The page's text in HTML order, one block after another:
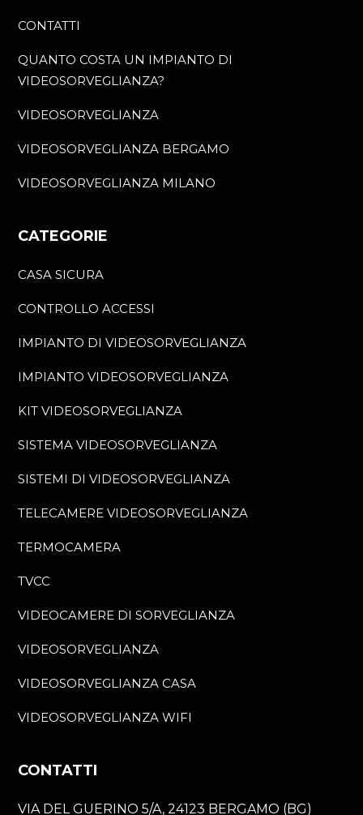
CONTATTI
QUANTO COSTA UN IMPIANTO DI
VIDEOSORVEGLIANZA?
VIDEOSORVEGLIANZA
VIDEOSORVEGLIANZA BERGAMO
VIDEOSORVEGLIANZA MILANO
CATEGORIE
CASA SICURA
CONTROLLO ACCESSI
IMPIANTO DI VIDEOSORVEGLIANZA
IMPIANTO VIDEOSORVEGLIANZA
KIT VIDEOSORVEGLIANZA
SISTEMA VIDEOSORVEGLIANZA
SISTEMI DI VIDEOSORVEGLIANZA
TELECAMERE VIDEOSORVEGLIANZA
TERMOCAMERA
TVCC
VIDEOCAMERE DI SORVEGLIANZA
VIDEOSORVEGLIANZA
VIDEOSORVEGLIANZA CASA
VIDEOSORVEGLIANZA WIFI
CONTATTI
VIA DEL GUERINO 5/A, 24123 BERGAMO (BG)